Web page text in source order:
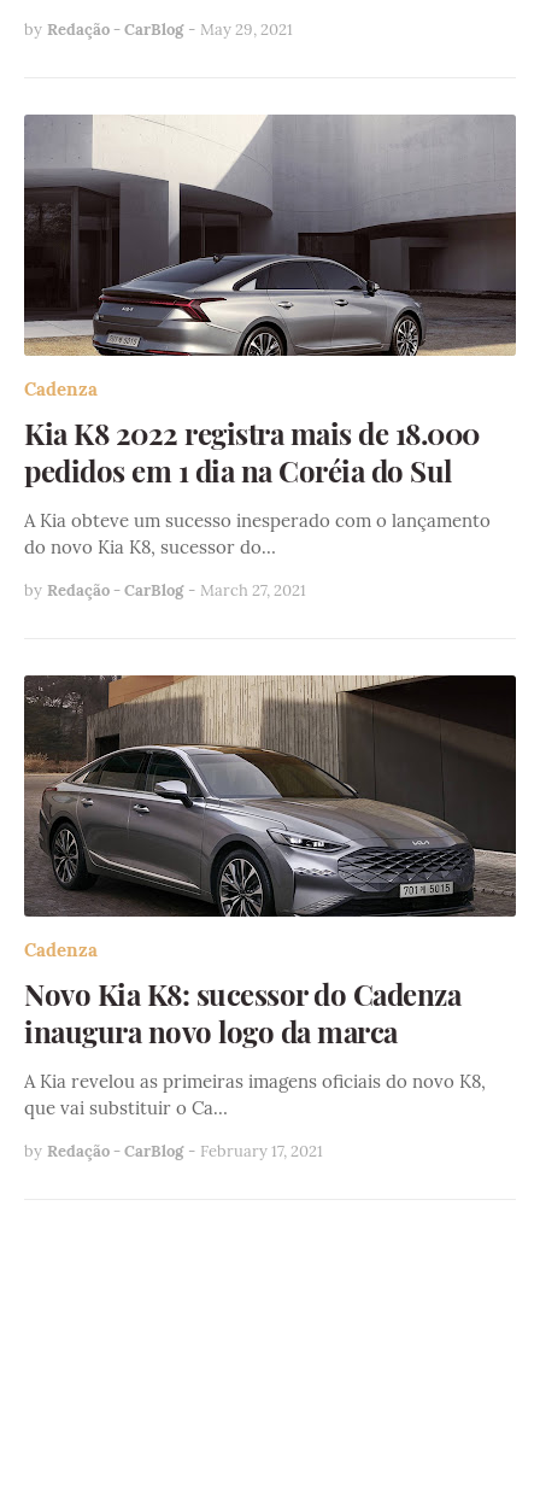
by Redação - CarBlog - May 29, 2021
Cadenza
Kia K8 2022 registra mais de 18.000
pedidos em 1 dia na Coréia do Sul
A Kia obteve um sucesso inesperado com o lançamento
do novo Kia K8, sucessor do…
by Redação - CarBlog - March 27, 2021
Cadenza
Novo Kia K8: sucessor do Cadenza
inaugura novo logo da marca
A Kia revelou as primeiras imagens oficiais do novo K8,
que vai substituir o Ca…
by Redação - CarBlog - February 17, 2021